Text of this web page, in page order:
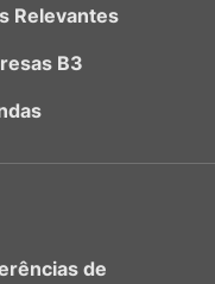
Relevantes
B3
de